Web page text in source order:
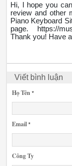
Hi, I hope you
review and other
Piano Keyboard
page. https://
Thank you! Have
Viết bình luận
Họ Tên *
Email *
Công Ty